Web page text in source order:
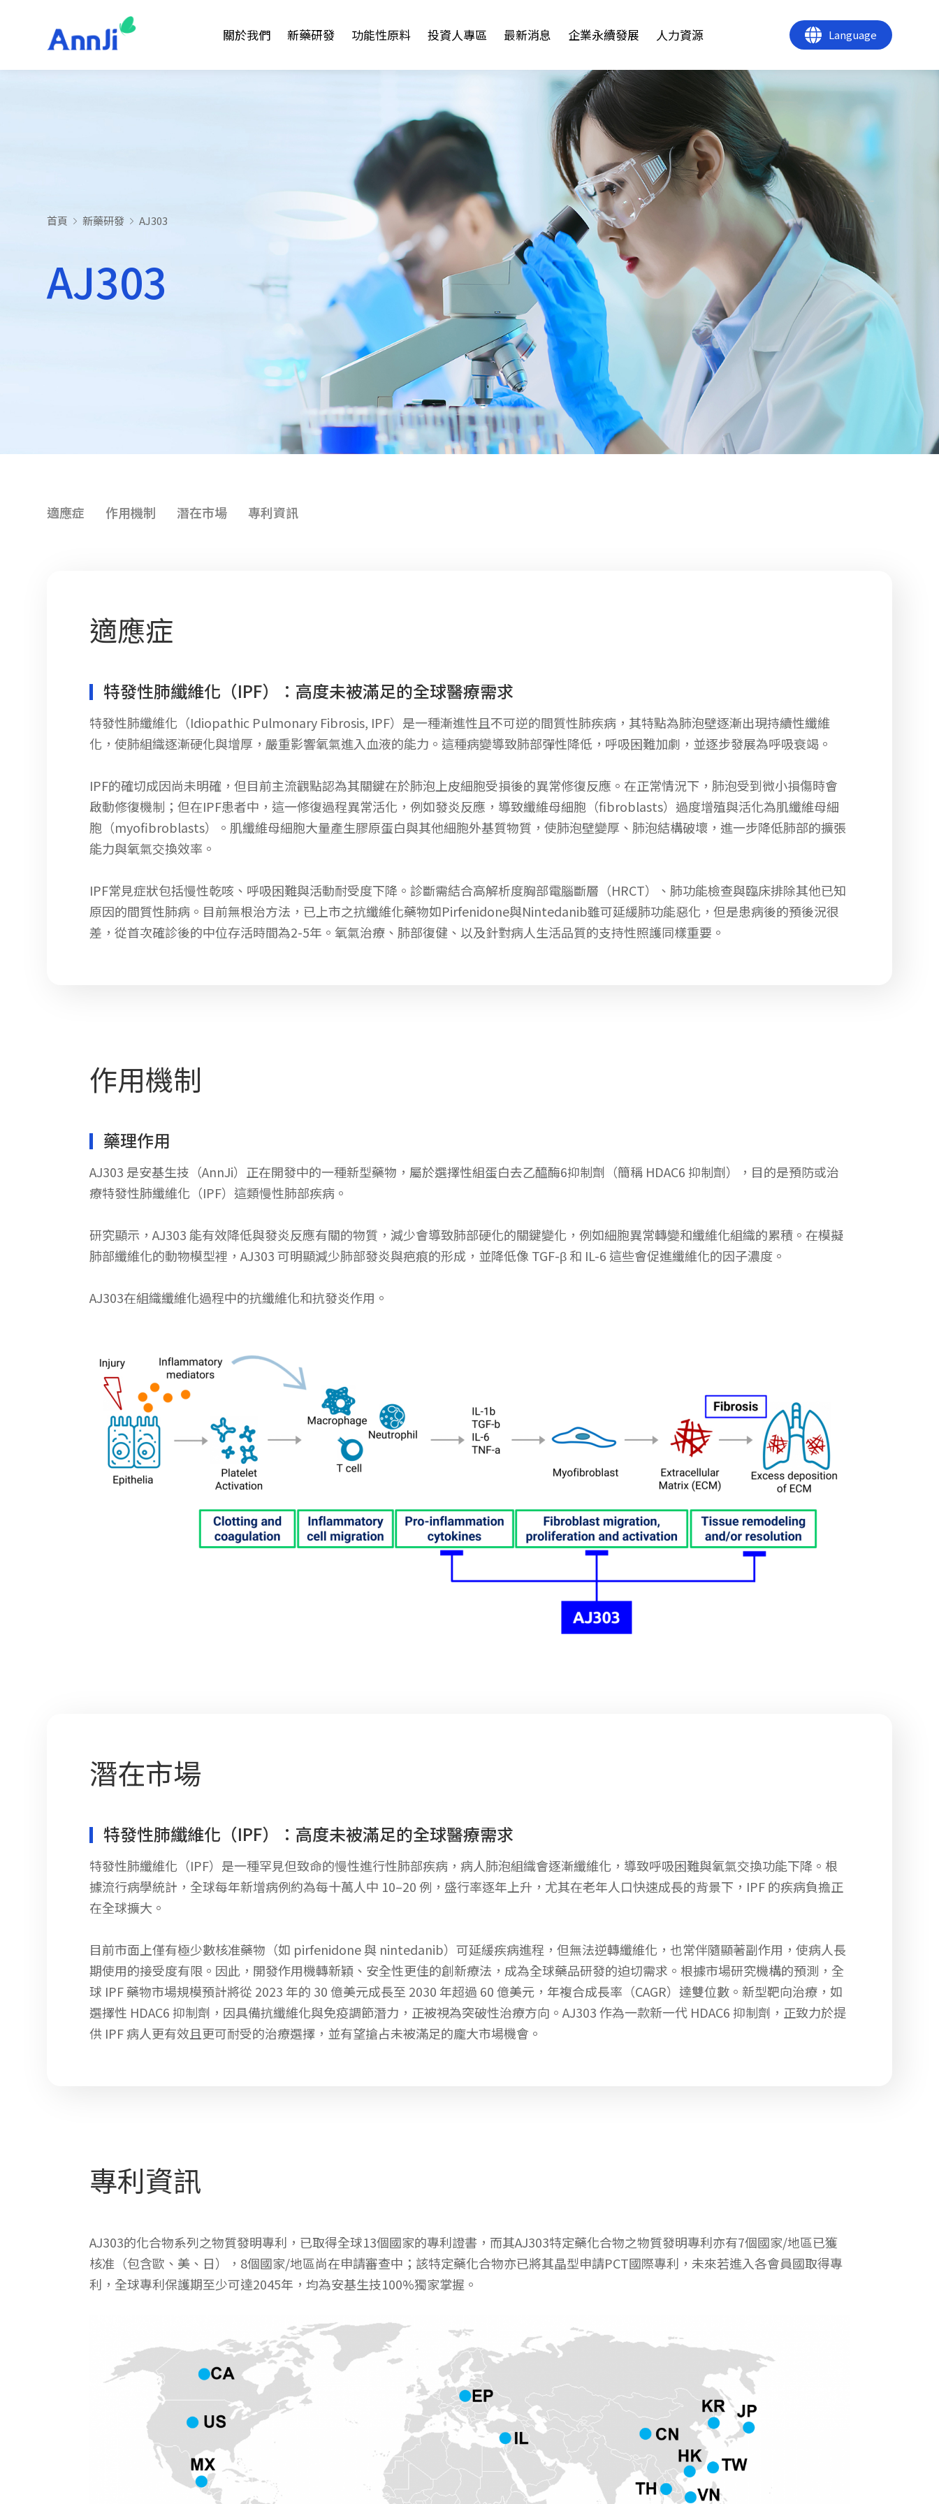
關於我們 新藥研發 功能性原料 投資人專區 最新消息 企業永續發展 人力資源 Language
首頁 新藥研發 AJ303
AJ303
適應症 作用機制 潛在市場 專利資訊
適應症
特發性肺纖維化（IPF）：高度未被滿足的全球醫療需求
特發性肺纖維化（Idiopathic Pulmonary Fibrosis, IPF）是一種漸進性且不可逆的間質性肺疾病，其特點為肺泡壁逐漸出現持續性纖維
化，使肺組織逐漸硬化與增厚，嚴重影響氧氣進入血液的能力。這種病變導致肺部彈性降低，呼吸困難加劇，並逐步發展為呼吸衰竭。
IPF的確切成因尚未明確，但目前主流觀點認為其關鍵在於肺泡上皮細胞受損後的異常修復反應。在正常情況下，肺泡受到微小損傷時會
啟動修復機制；但在IPF患者中，這一修復過程異常活化，例如發炎反應，導致纖維母細胞（fibroblasts）過度增殖與活化為肌纖維母細
胞（myofibroblasts）。肌纖維母細胞大量產生膠原蛋白與其他細胞外基質物質，使肺泡壁變厚、肺泡結構破壞，進一步降低肺部的擴張
能力與氧氣交換效率。
IPF常見症狀包括慢性乾咳、呼吸困難與活動耐受度下降。診斷需結合高解析度胸部電腦斷層（HRCT）、肺功能檢查與臨床排除其他已知
原因的間質性肺病。目前無根治方法，已上市之抗纖維化藥物如Pirfenidone與Nintedanib雖可延緩肺功能惡化，但是患病後的預後況很
差，從首次確診後的中位存活時間為2-5年。氧氣治療、肺部復健、以及針對病人生活品質的支持性照護同樣重要。
作用機制
藥理作用
AJ303 是安基生技（AnnJi）正在開發中的一種新型藥物，屬於選擇性組蛋白去乙醯酶6抑制劑（簡稱 HDAC6 抑制劑），目的是預防或治
療特發性肺纖維化（IPF）這類慢性肺部疾病。
研究顯示，AJ303 能有效降低與發炎反應有關的物質，減少會導致肺部硬化的關鍵變化，例如細胞異常轉變和纖維化組織的累積。在模擬
肺部纖維化的動物模型裡，AJ303 可明顯減少肺部發炎與疤痕的形成，並降低像 TGF-β 和 IL-6 這些會促進纖維化的因子濃度。
AJ303在組織纖維化過程中的抗纖維化和抗發炎作用。
潛在市場
特發性肺纖維化（IPF）：高度未被滿足的全球醫療需求
特發性肺纖維化（IPF）是一種罕見但致命的慢性進行性肺部疾病，病人肺泡組織會逐漸纖維化，導致呼吸困難與氧氣交換功能下降。根
據流行病學統計，全球每年新增病例約為每十萬人中 10–20 例，盛行率逐年上升，尤其在老年人口快速成長的背景下，IPF 的疾病負擔正
在全球擴大。
目前市面上僅有極少數核准藥物（如 pirfenidone 與 nintedanib）可延緩疾病進程，但無法逆轉纖維化，也常伴隨顯著副作用，使病人長
期使用的接受度有限。因此，開發作用機轉新穎、安全性更佳的創新療法，成為全球藥品研發的迫切需求。根據市場研究機構的預測，全
球 IPF 藥物市場規模預計將從 2023 年的 30 億美元成長至 2030 年超過 60 億美元，年複合成長率（CAGR）達雙位數。新型靶向治療，如
選擇性 HDAC6 抑制劑，因具備抗纖維化與免疫調節潛力，正被視為突破性治療方向。AJ303 作為一款新一代 HDAC6 抑制劑，正致力於提
供 IPF 病人更有效且更可耐受的治療選擇，並有望搶占未被滿足的龐大市場機會。
專利資訊
AJ303的化合物系列之物質發明專利，已取得全球13個國家的專利證書，而其AJ303特定藥化合物之物質發明專利亦有7個國家/地區已獲
核准（包含歐、美、日），8個國家/地區尚在申請審查中；該特定藥化合物亦已將其晶型申請PCT國際專利，未來若進入各會員國取得專
利，全球專利保護期至少可達2045年，均為安基生技100%獨家掌握。